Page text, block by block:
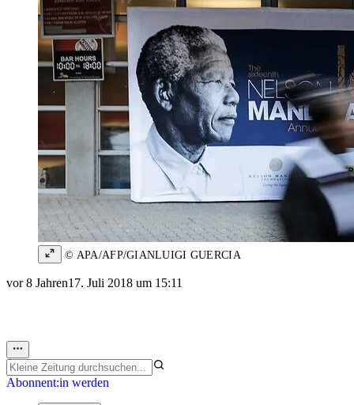
© APA/AFP/GIANLUIGI GUERCIA
vor 8 Jahren17. Juli 2018 um 15:11
Abonnent:in werden